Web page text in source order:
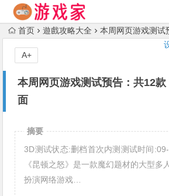
首页 遊戲攻略大全 本周网页游戏测试预
本周网页游戏测试预告：共12
面
A+
摘要
3D测试状态:删档首次内测测试时间
《昆顿之怒》是一款魔幻题材的大型多
扮演网络游戏…